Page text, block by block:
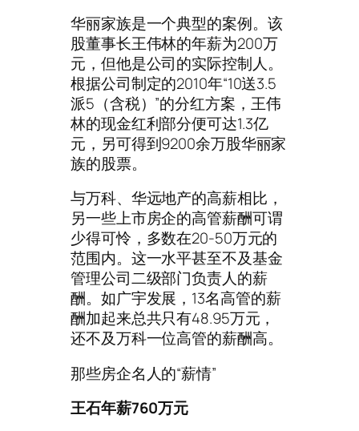
华丽家族是一个典型的案例。该
股董事长王伟林的年薪为200万
元，但他是公司的实际控制人。
根据公司制定的2010年“10送3.5
派5（含税）”的分红方案，王伟
林的现金红利部分便可达1.3亿
元，另可得到9200余万股华丽家
族的股票。
与万科、华远地产的高薪相比，
另一些上市房企的高管薪酬可谓
少得可怜，多数在20-50万元的
范围内。这一水平甚至不及基金
管理公司二级部门负责人的薪
酬。如广宇发展，13名高管的薪
酬加起来总共只有48.95万元，
还不及万科一位高管的薪酬高。
那些房企名人的“薪情”
王石年薪760万元